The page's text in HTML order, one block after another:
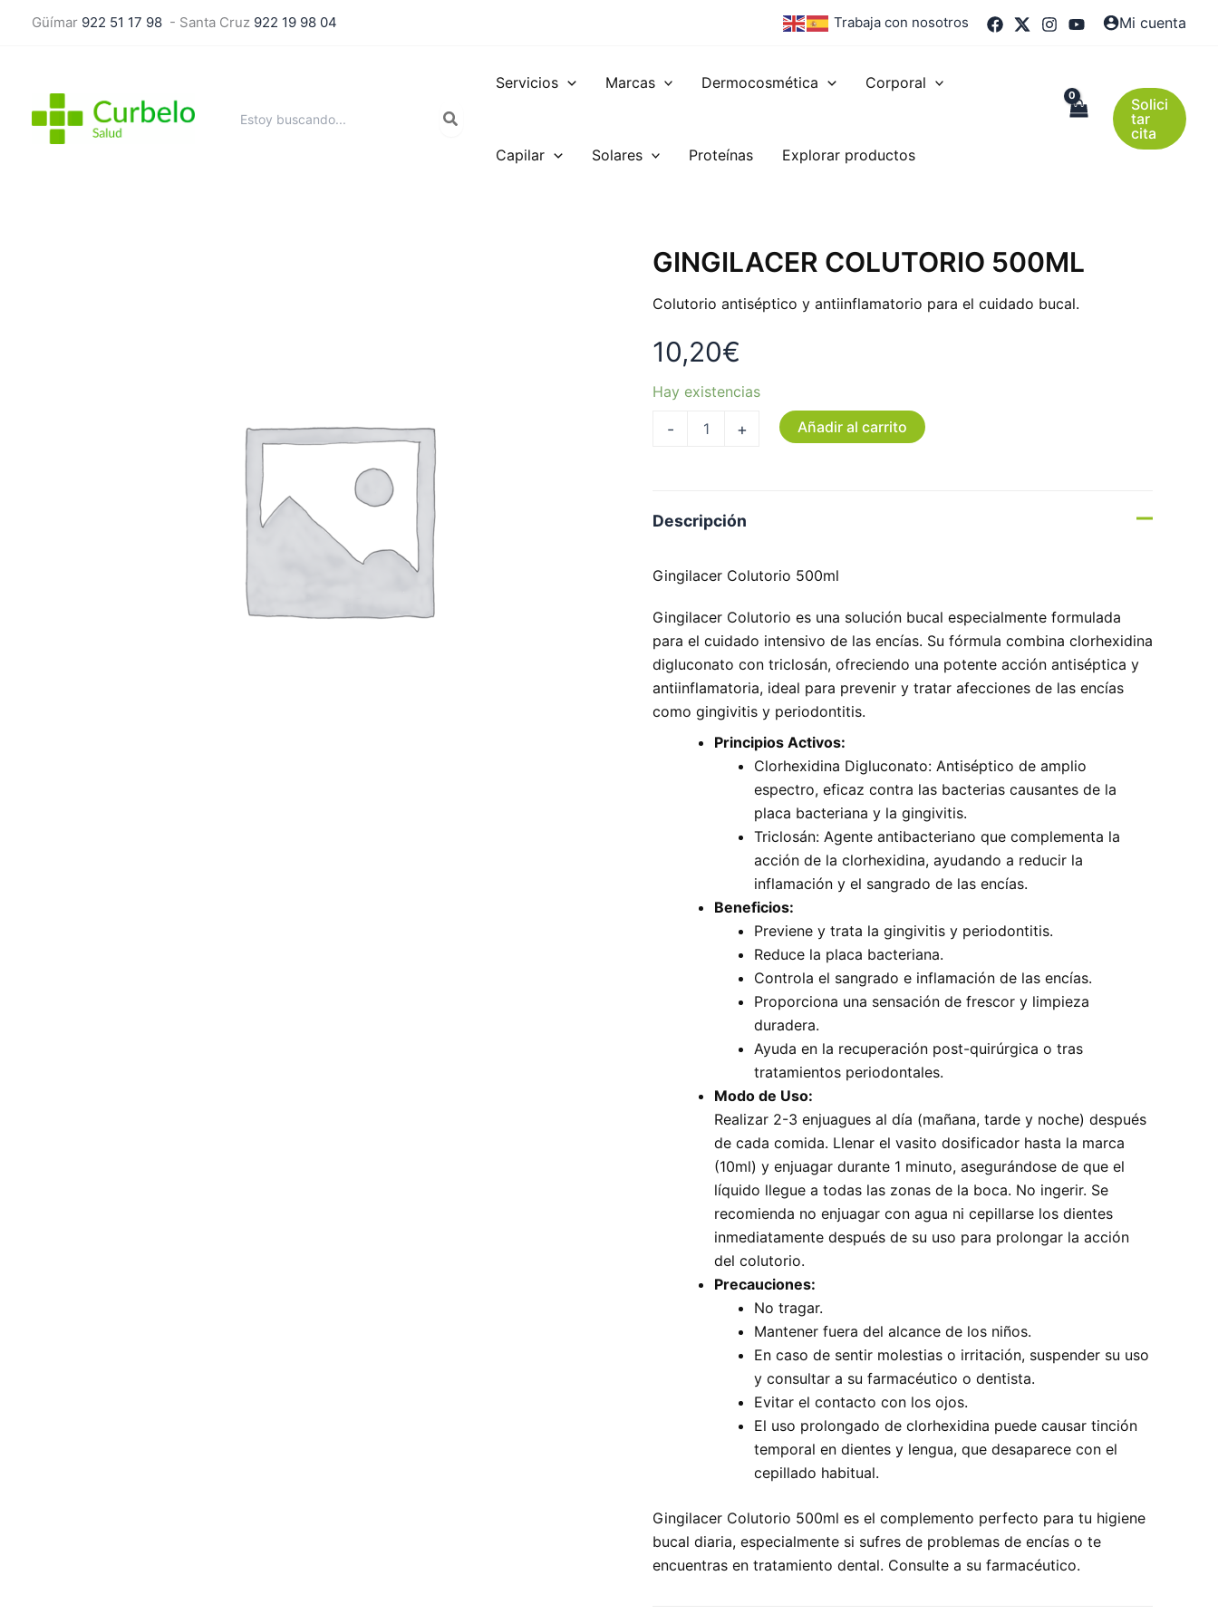
Güímar 922 51 17 98 - Santa Cruz 922 19 98 04 Trabaja con nosotros Mi cuenta
por:
Servicios Marcas Dermocosmética Corporal
Capilar Solares Proteínas Explorar productos
Solici
tar
cita
GINGILACER COLUTORIO 500ML
Colutorio antiséptico y antiinflamatorio para el cuidado bucal.
10,20€
Hay existencias
-
GINGILACER
COLUTORIO
cantidad
+ Añadir al carrito
Descripción
Gingilacer Colutorio 500ml
Gingilacer Colutorio es una solución bucal especialmente formulada
para el cuidado intensivo de las encías. Su fórmula combina clorhexidina
digluconato con triclosán, ofreciendo una potente acción antiséptica y
antiinflamatoria, ideal para prevenir y tratar afecciones de las encías
como gingivitis y periodontitis.
Principios Activos:
Clorhexidina Digluconato: Antiséptico de amplio
espectro, eficaz contra las bacterias causantes de la
placa bacteriana y la gingivitis.
Triclosán: Agente antibacteriano que complementa la
acción de la clorhexidina, ayudando a reducir la
inflamación y el sangrado de las encías.
Beneficios:
Previene y trata la gingivitis y periodontitis.
Reduce la placa bacteriana.
Controla el sangrado e inflamación de las encías.
Proporciona una sensación de frescor y limpieza
duradera.
Ayuda en la recuperación post-quirúrgica o tras
tratamientos periodontales.
Modo de Uso:
Realizar 2-3 enjuagues al día (mañana, tarde y noche) después
de cada comida. Llenar el vasito dosificador hasta la marca
(10ml) y enjuagar durante 1 minuto, asegurándose de que el
líquido llegue a todas las zonas de la boca. No ingerir. Se
recomienda no enjuagar con agua ni cepillarse los dientes
inmediatamente después de su uso para prolongar la acción
del colutorio.
Precauciones:
No tragar.
Mantener fuera del alcance de los niños.
En caso de sentir molestias o irritación, suspender su uso
y consultar a su farmacéutico o dentista.
Evitar el contacto con los ojos.
El uso prolongado de clorhexidina puede causar tinción
temporal en dientes y lengua, que desaparece con el
cepillado habitual.
Gingilacer Colutorio 500ml es el complemento perfecto para tu higiene
bucal diaria, especialmente si sufres de problemas de encías o te
encuentras en tratamiento dental. Consulte a su farmacéutico.